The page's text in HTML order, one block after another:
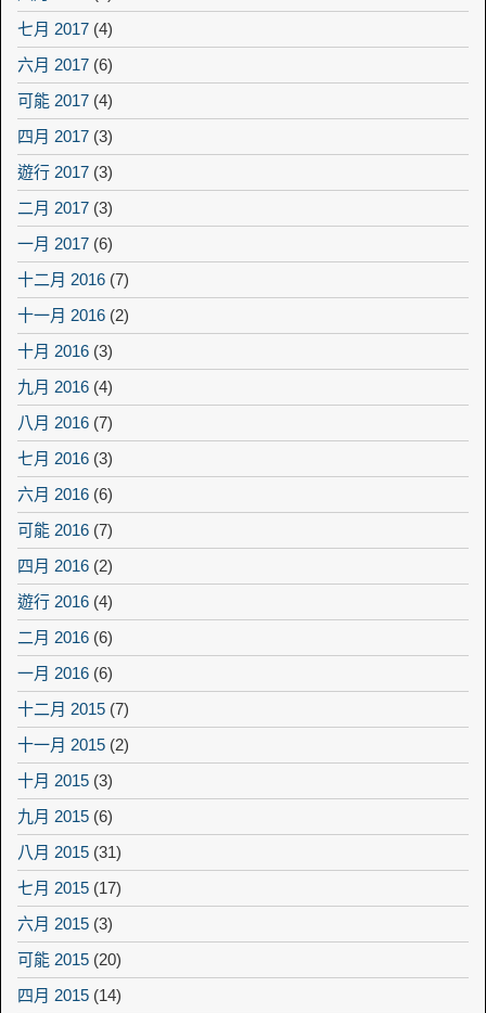
七月 2017 (4)
六月 2017 (6)
可能 2017 (4)
四月 2017 (3)
遊行 2017 (3)
二月 2017 (3)
一月 2017 (6)
十二月 2016 (7)
十一月 2016 (2)
十月 2016 (3)
九月 2016 (4)
八月 2016 (7)
七月 2016 (3)
六月 2016 (6)
可能 2016 (7)
四月 2016 (2)
遊行 2016 (4)
二月 2016 (6)
一月 2016 (6)
十二月 2015 (7)
十一月 2015 (2)
十月 2015 (3)
九月 2015 (6)
八月 2015 (31)
七月 2015 (17)
六月 2015 (3)
可能 2015 (20)
四月 2015 (14)